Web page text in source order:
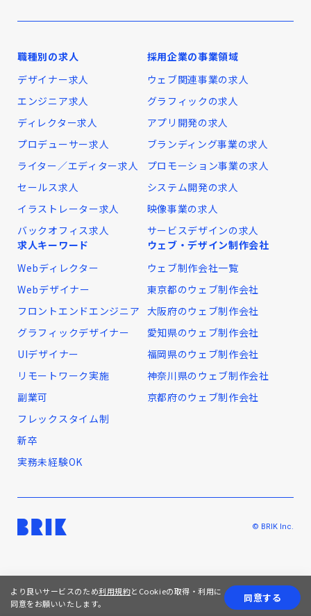
職種別の求人
デザイナー求人
エンジニア求人
ディレクター求人
プロデューサー求人
ライター／エディター求人
セールス求人
イラストレーター求人
バックオフィス求人
採用企業の事業領域
ウェブ関連事業の求人
グラフィックの求人
アプリ開発の求人
ブランディング事業の求人
プロモーション事業の求人
システム開発の求人
映像事業の求人
サービスデザインの求人
求人キーワード
Webディレクター
Webデザイナー
フロントエンドエンジニア
グラフィックデザイナー
UIデザイナー
リモートワーク実施
副業可
フレックスタイム制
新卒
実務未経験OK
ウェブ・デザイン制作会社
ウェブ制作会社一覧
東京都のウェブ制作会社
大阪府のウェブ制作会社
愛知県のウェブ制作会社
福岡県のウェブ制作会社
神奈川県のウェブ制作会社
京都府のウェブ制作会社
© BRIK Inc.
より良いサービスのため利用規約とCookieの取得・利用に
同意をお願いいたします。
同意する